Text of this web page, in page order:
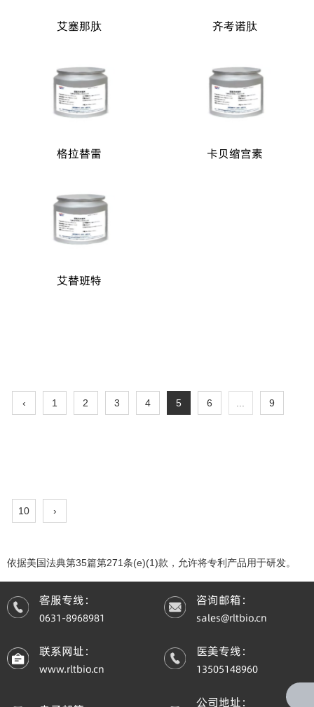
艾塞那肽 齐考诺肽
格拉替雷 卡贝缩宫素
艾替班特
‹ 1 2 3 4 5 6 9
10 ›
依据美国法典第35篇第271条(e)(1)款，允许将专利产品用于研发。
客服专线：
0631-8968981
咨询邮箱：
sales@rltbio.cn
联系网址：
www.rltbio.cn
医美专线：
13505148960
公司地址：